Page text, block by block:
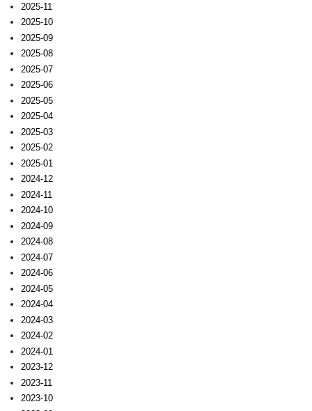
2025-11
2025-10
2025-09
2025-08
2025-07
2025-06
2025-05
2025-04
2025-03
2025-02
2025-01
2024-12
2024-11
2024-10
2024-09
2024-08
2024-07
2024-06
2024-05
2024-04
2024-03
2024-02
2024-01
2023-12
2023-11
2023-10